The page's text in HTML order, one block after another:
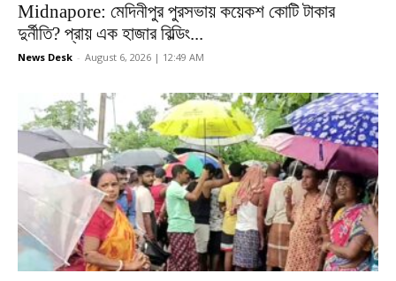
Midnapore: মেদিনীপুর পুরসভায় কয়েকশ কোটি টাকার
দুর্নীতি? প্রায় এক হাজার বিল্ডিং...
News Desk - August 6, 2026 | 12:49 AM